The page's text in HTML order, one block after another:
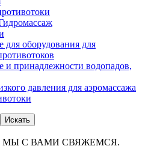
оборудования для
принадлежности водопадов,
давления для аэромассажа
Искать
МЫ С ВАМИ СВЯЖЕМСЯ.